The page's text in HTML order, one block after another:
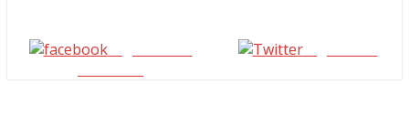
Seguinos en
seguinos X